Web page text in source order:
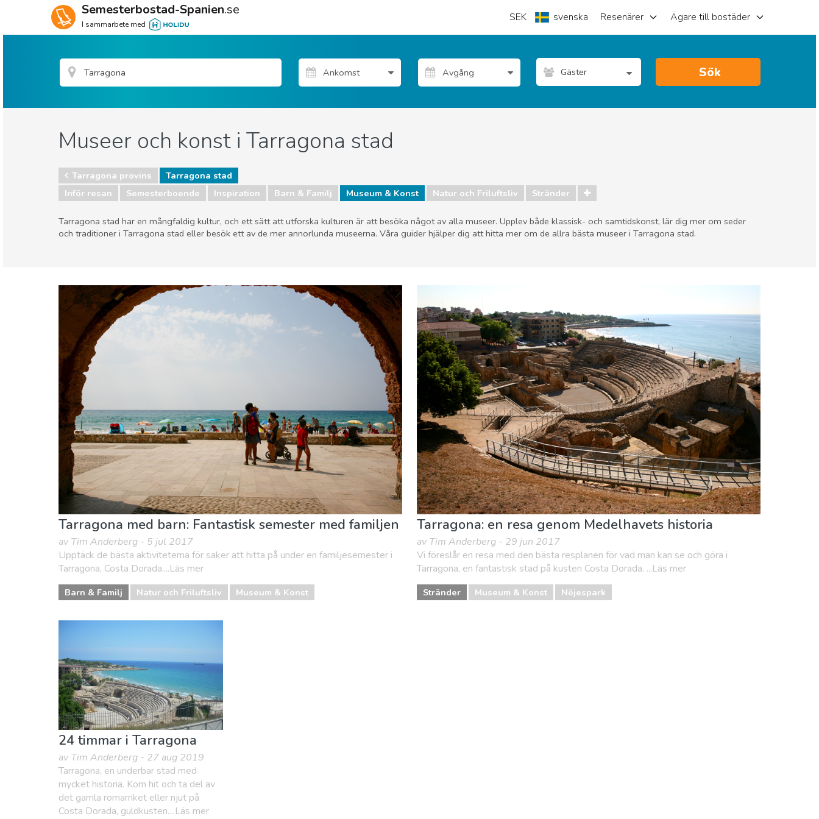
Semesterbostad-Spanien.se
I sammarbete med
SEK svenska Resenärer Ägare till bostäder
Gäster Sök
Museer och konst i Tarragona stad
Tarragona provins
Tarragona stad
Inför resan
Semesterboende Inspiration Barn & Familj Museum & Konst Natur och Friluftsliv Stränder
Tarragona stad har en mångfaldig kultur, och ett sätt att utforska kulturen är att besöka något av alla museer. Upplev både klassisk- och samtidskonst, lär dig mer om seder
och traditioner i Tarragona stad eller besök ett av de mer annorlunda museerna. Våra guider hjälper dig att hitta mer om de allra bästa museer i Tarragona stad.
Barn & Familj
Museum & Konst Natur och Friluftsliv Stränder
Tarragona med barn: Fantastisk semester med familjen
av Tim Anderberg - 5 jul 2017
Upptäck de bästa aktiviteterna för saker att hitta på under en familjesemester i
Tarragona, Costa Dorada....Läs mer
Barn & Familj Natur och Friluftsliv Museum & Konst
Tarragona: en resa genom Medelhavets historia
av Tim Anderberg - 29 jun 2017
Vi föreslår en resa med den bästa resplanen för vad man kan se och göra i
Tarragona, en fantastisk stad på kusten Costa Dorada. ...Läs mer
Stränder Museum & Konst Nöjespark
24 timmar i Tarragona
av Tim Anderberg - 27 aug 2019
Tarragona, en underbar stad med
mycket historia. Kom hit och ta del av
det gamla romarriket eller njut på
Costa Dorada, guldkusten....Läs mer